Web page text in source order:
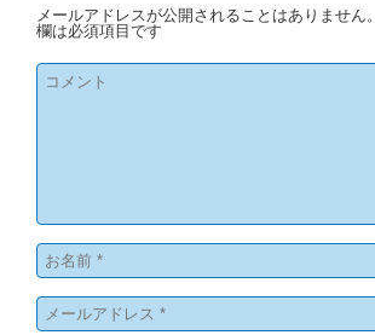
メールアドレスが公開されることはありません。
欄は必須項目です